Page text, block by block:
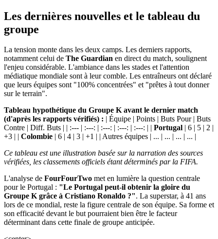
Les dernières nouvelles et le tableau du
groupe
La tension monte dans les deux camps. Les derniers rapports,
notamment celui de The Guardian en direct du match, soulignent
l'enjeu considérable. L'ambiance dans les stades et l'attention
médiatique mondiale sont à leur comble. Les entraîneurs ont déclaré
que leurs équipes sont "100% concentrées" et "prêtes à tout donner
sur le terrain".
Tableau hypothétique du Groupe K avant le dernier match
(d'après les rapports vérifiés) : | Équipe | Points | Buts Pour | Buts
Contre | Diff. Buts | | :--- | :---: | :---: | :---: | :---: | | Portugal | 6 | 5 | 2 |
+3 | | Colombie | 6 | 4 | 3 | +1 | | Autres équipes | ... | ... | ... | ... |
Ce tableau est une illustration basée sur la narration des sources
vérifiées, les classements officiels étant déterminés par la FIFA.
L'analyse de FourFourTwo met en lumière la question centrale
pour le Portugal : "Le Portugal peut-il obtenir la gloire du
Groupe K grâce à Cristiano Ronaldo ?". La superstar, à 41 ans
lors de ce mondial, reste la figure centrale de son équipe. Sa forme et
son efficacité devant le but pourraient bien être le facteur
déterminant dans cette finale de groupe anticipée.